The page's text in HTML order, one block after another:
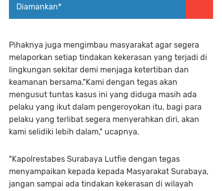
Diamankan*
Pihaknya juga mengimbau masyarakat agar segera
melaporkan setiap tindakan kekerasan yang terjadi di
lingkungan sekitar demi menjaga ketertiban dan
keamanan bersama."Kami dengan tegas akan
mengusut tuntas kasus ini yang diduga masih ada
pelaku yang ikut dalam pengeroyokan itu, bagi para
pelaku yang terlibat segera menyerahkan diri, akan
kami selidiki lebih dalam," ucapnya.
"Kapolrestabes Surabaya Lutfie dengan tegas
menyampaikan kepada kepada Masyarakat Surabaya,
jangan sampai ada tindakan kekerasan di wilayah